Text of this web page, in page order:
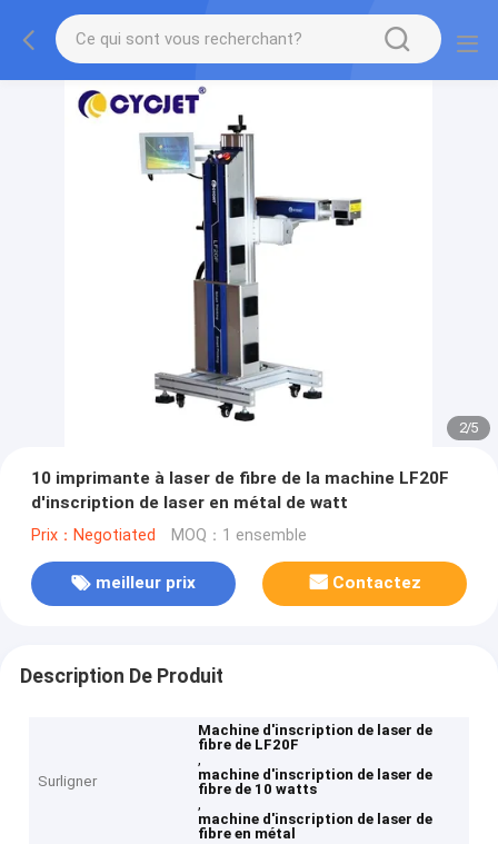
2/5
10 imprimante à laser de fibre de la machine LF20F
d'inscription de laser en métal de watt
Prix：Negotiated MOQ：1 ensemble
meilleur prix Contactez
Description De Produit
Surligner
Machine d'inscription de laser de
fibre de LF20F
,
machine d'inscription de laser de
fibre de 10 watts
,
machine d'inscription de laser de
fibre en métal